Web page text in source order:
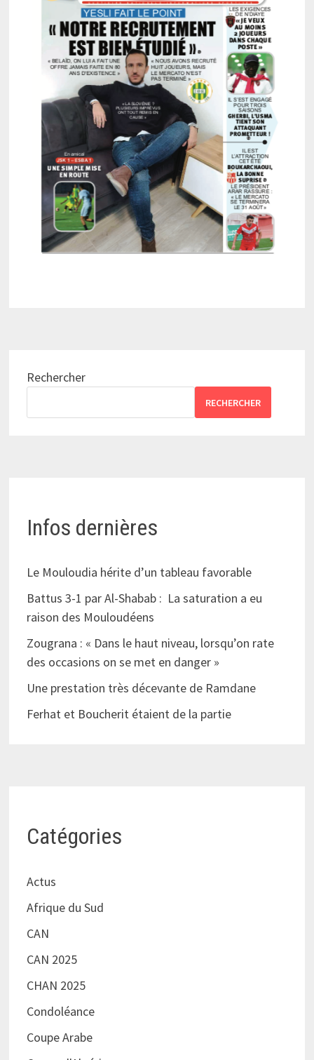
Rechercher
RECHERCHER
Infos dernières
Le Mouloudia hérite d’un tableau favorable
Battus 3-1 par Al-Shabab : La saturation a eu
raison des Mouloudéens
Zougrana : « Dans le haut niveau, lorsqu’on rate
des occasions on se met en danger »
Une prestation très décevante de Ramdane
Ferhat et Boucherit étaient de la partie
Catégories
Actus
Afrique du Sud
CAN
CAN 2025
CHAN 2025
Condoléance
Coupe Arabe